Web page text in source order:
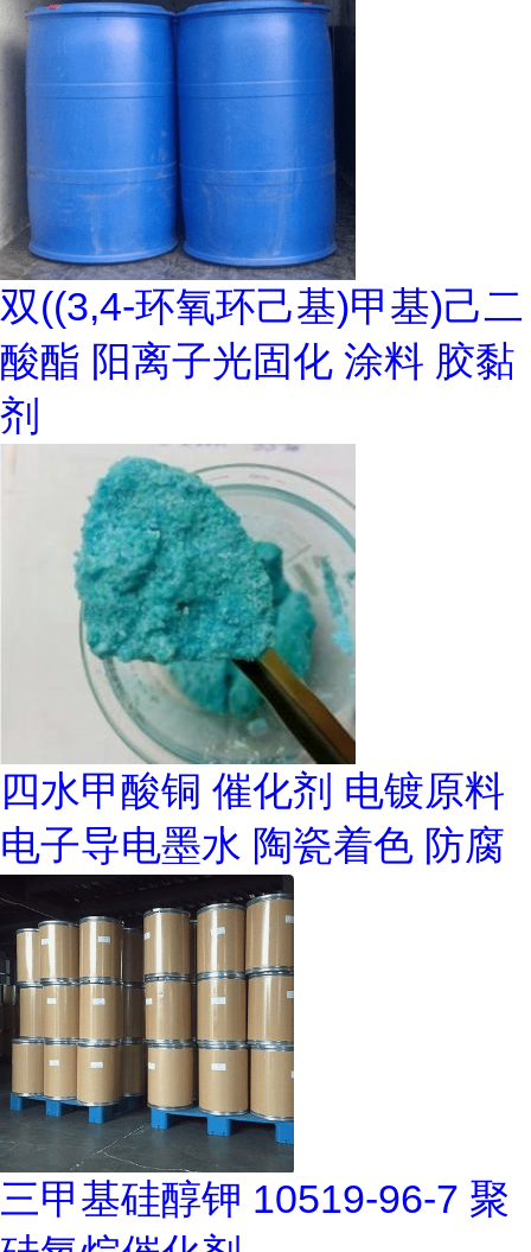
双((3,4-环氧环己基)甲基)己二
酸酯 阳离子光固化 涂料 胶黏
剂
四水甲酸铜 催化剂 电镀原料
电子导电墨水 陶瓷着色 防腐
三甲基硅醇钾 10519-96-7 聚